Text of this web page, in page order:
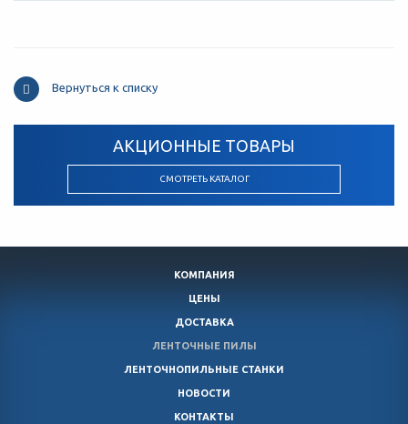
Вернуться к списку
АКЦИОННЫЕ ТОВАРЫ
СМОТРЕТЬ КАТАЛОГ
КОМПАНИЯ
ЦЕНЫ
ДОСТАВКА
ЛЕНТОЧНЫЕ ПИЛЫ
ЛЕНТОЧНОПИЛЬНЫЕ СТАНКИ
НОВОСТИ
КОНТАКТЫ